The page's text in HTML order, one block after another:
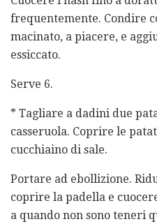
frequentemente. Condire
macinato, a piacere, e
essiccato.
Serve 6.
* Tagliare a dadini due
casseruola. Coprire le
cucchiaino di sale.
Portare ad ebollizione.
coprire la padella e
a quando non sono teneri